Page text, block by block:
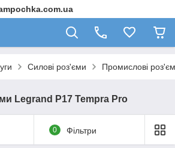
Силові роз'єми Промислові
Legrand P17 Tempra Pro
0 Фільтри